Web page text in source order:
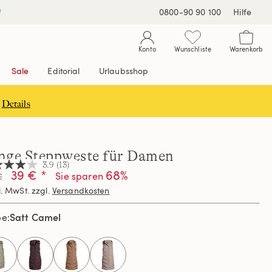
0800-90 90 100 Hilfe
Konto Wunschliste Warenkorb
Sale Editorial Urlaubsshop
Details
Steppweste für Damen
3.9 (13)
39 € * Sie sparen 68%
MwSt. zzgl. Versandkosten
Satt Camel
selected